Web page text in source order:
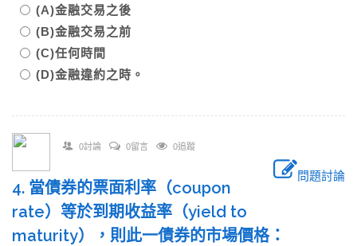
(A)金融交易之後
(B)金融交易之前
(C)任何時間
(D)金融違約之時。
0討論 0留言 0追蹤
問題討論
4. 當債券的票面利率（coupon
rate）等於到期收益率（yield to
maturity），則此一債券的市場價格：